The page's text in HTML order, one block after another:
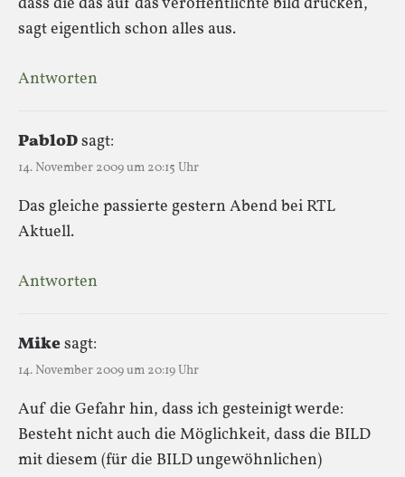
sagt eigentlich schon alles aus.
Antworten
PabloDsagt:
14. November 2009 um 20:15 Uhr
Das gleiche passierte gestern Abend bei RTL
Aktuell.
Antworten
Mikesagt:
14. November 2009 um 20:19 Uhr
Auf die Gefahr hin, dass ich gesteinigt werde:
Besteht nicht auch die Möglichkeit, dass die BILD
mit diesem (für die BILD ungewöhnlichen)